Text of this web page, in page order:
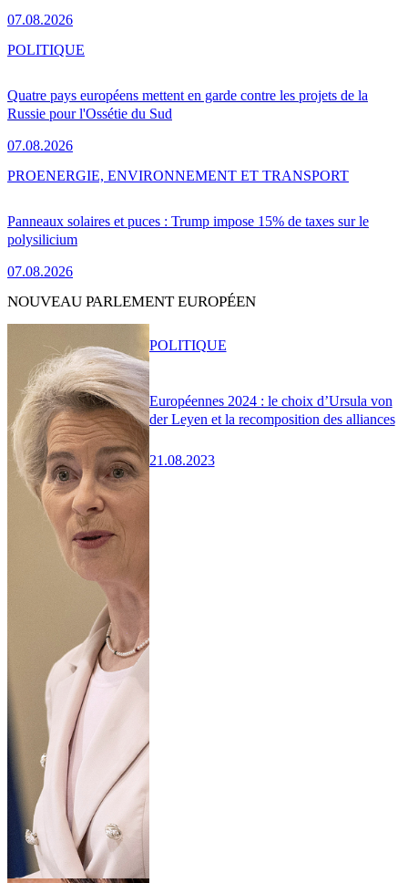
07.08.2026
Quatre pays européens mettent en garde contre les projets de la
Russie pour l'Ossétie du Sud
07.08.2026
POLITIQUE
Panneaux solaires et puces : Trump impose 15% de taxes sur le
polysilicium
07.08.2026
PROENERGIE, ENVIRONNEMENT ET TRANSPORT
NOUVEAU PARLEMENT EUROPÉEN
Européennes 2024 : le choix d’Ursula von
der Leyen et la recomposition des alliances
21.08.2023
POLITIQUE